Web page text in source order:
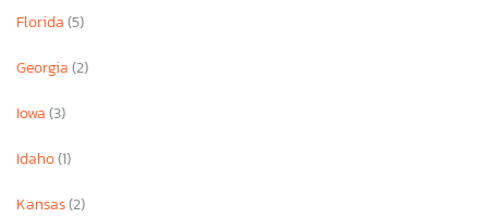
Florida(5)
Georgia(2)
Iowa(3)
Idaho(1)
Kansas(2)